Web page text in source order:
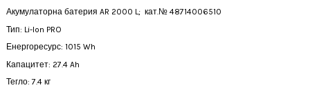
Акумулаторна батерия AR 2000 L; кат.№ 48714006510
Тип: Li-Ion PRO
Енергоресурс: 1015 Wh
Капацитет: 27.4 Ah
Тегло: 7.4 кг